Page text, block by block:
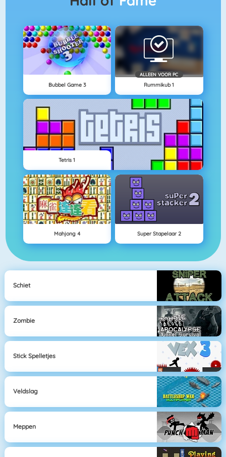
Bubbel Game 3
ALLEEN VOOR PC
Rummikub 1
Tetris 1
Mahjong 4 Super Stapelaar 2
Schiet
Zombie
Stick Spelletjes
Veldslag
Meppen